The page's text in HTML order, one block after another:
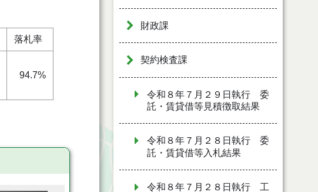
落札率
94.7%
財政課
契約検査課
令和８年７月２９日執行 委
託・賃貸借等見積徴取結果
令和８年７月２８日執行 委
託・賃貸借等入札結果
令和８年７月２８日執行 工